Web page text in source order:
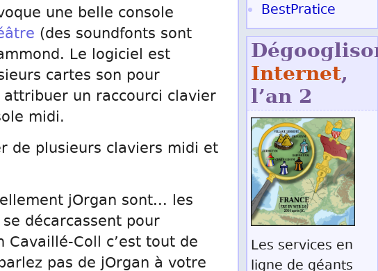
une belle console
(des soundfonts sont
Le logiciel est
cartes son pour
un raccourci clavier
midi.
de plusieurs claviers midi et
jOrgan sont... les
décarcassent pour
Coll c’est tout de
pas de jOrgan à votre
BestPratice
Internet,
l’an 2
Les services en
ligne de géants